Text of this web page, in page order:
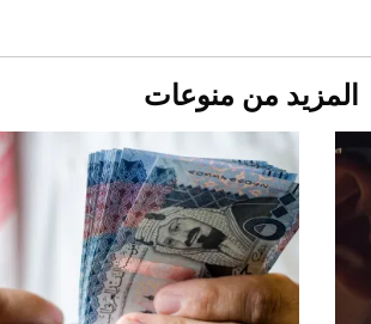
Aston Martin Valiant: على هوى الأبطال
المزيد من منوعات